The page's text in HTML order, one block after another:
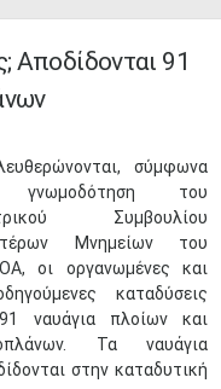
Αποδίδονται 91
σύμφωνα
του
Συμβουλίου
Μνημείων του
οι οργανωμένες και
καταδύσεις
ναυάγια πλοίων και
Τα ναυάγια
στην καταδυτική